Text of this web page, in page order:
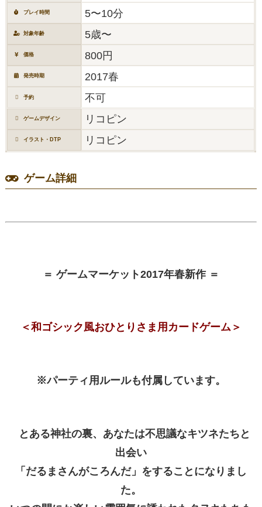
プレイ時間 5〜10分
対象年齢 5歳〜
価格 800円
発売時期 2017春
予約 不可
ゲームデザイン リコピン
イラスト・DTP リコピン
ゲーム詳細
＝ ゲームマーケット2017年春新作 ＝
＜和ゴシック風おひとりさま用カードゲーム＞
※パーティ用ルールも付属しています。
とある神社の裏、あなたは不思議なキツネたちと
出会い
「だるまさんがころんだ」をすることになりまし
た。